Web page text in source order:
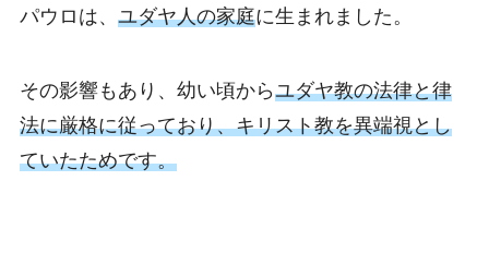
パウロは、 ユダヤ人の家庭に生まれました。
その影響もあり、幼い頃からユダヤ教の法律と律
法に厳格に従っており、キリスト教を異端視とし
ていたためです。